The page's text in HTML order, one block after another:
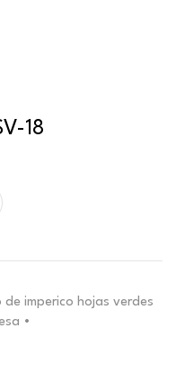
18
imperico hojas verdes
•